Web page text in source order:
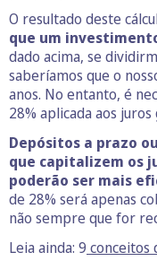
O resultado deste
que um
dado acima, se
saberíamos que o
anos. No entanto, é
28% aplicada aos juros
Depósitos a prazo
que capitalizem os
poderão ser mais
de 28% será apenas
não sempre que for
Leia ainda: 9 conceitos